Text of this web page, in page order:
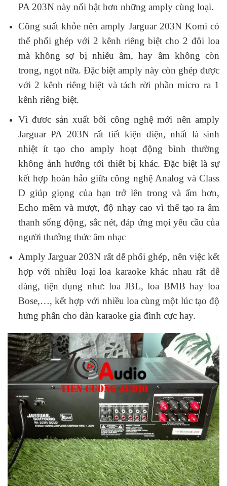
PA 203N này nổi bật hơn những amply cùng loại.
Công suất khỏe nên amply Jarguar 203N Komi có
thể phối ghép với 2 kênh riêng biệt cho 2 đôi loa
mà không sợ bị nhiễu âm, hay âm không còn
trong, ngọt nữa. Đặc biệt amply này còn ghép được
với 2 kênh riêng biệt và tách rời phần micro ra 1
kênh riêng biệt.
Vì đươc sản xuất bởi công nghệ mới nên amply
Jarguar PA 203N rất tiết kiện điện, nhất là sinh
nhiệt ít tạo cho amply hoạt động bình thường
không ảnh hướng tới thiết bị khác. Đặc biệt là sự
kết hợp hoàn hảo giữa công nghệ Analog và Class
D giúp giọng của bạn trở lên trong và ấm hơn,
Echo mềm và mượt, độ nhạy cao vì thế tạo ra âm
thanh sống động, sắc nét, đáp ứng mọi yêu cầu của
người thưởng thức âm nhạc
Amply Jarguar 203N rất dễ phối ghép, nên việc kết
hợp với nhiều loại loa karaoke khác nhau rất dễ
dàng, tiện dụng như: loa JBL, loa BMB hay loa
Bose,…, kết hợp với nhiều loa cùng một lúc tạo độ
hưng phấn cho dàn karaoke gia đình cực hay.